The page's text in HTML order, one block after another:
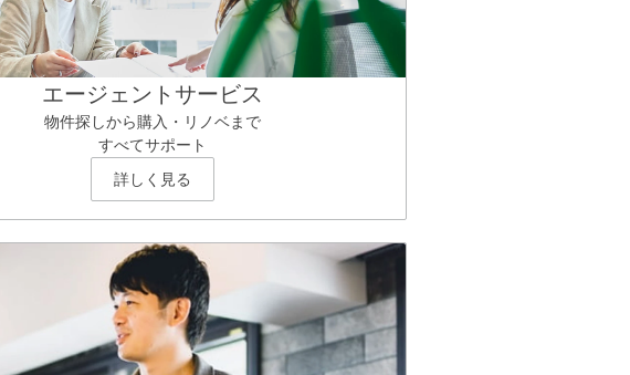
エージェントサービス
物件探しから購入・リノベまで
すべてサポート
詳しく見る